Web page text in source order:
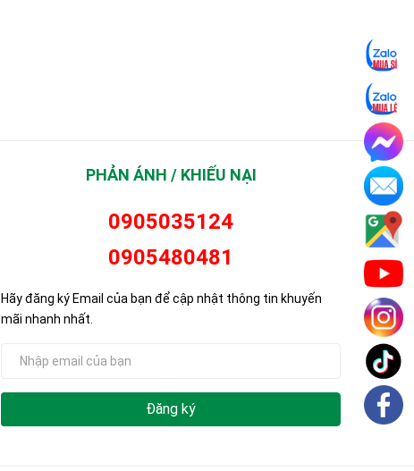
PHẢN ÁNH / KHIẾU NẠI
0905035124
0905480481
Hãy đăng ký Email của bạn để cập nhật thông tin khuyến
mãi nhanh nhất.
Đăng ký